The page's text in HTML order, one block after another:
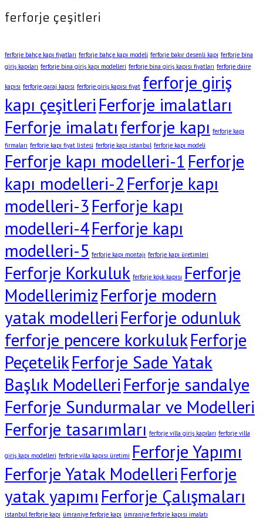
ferforje çeşitleri
ferforje bahçe kapı fiyatları ferforje bahçe kapı modeli ferforje bakır desenli kapı ferforje bina
giriş kapıları ferforje bina giriş kapı modelleri ferforje bina giriş kapısı fiyatları ferforje daire
kapısı ferforje garaj kapısı ferforje giriş kapısı fiyat ferforje giriş
kapı çeşitleri Ferforje imalatları
Ferforje imalatıferforje kapı ferforje kapı
firmaları ferforje kapı fiyat listesi ferforje kapı istanbul ferforje kapı modeli
Ferforje kapı modelleri-1 Ferforje
kapı modelleri-2 Ferforje kapı
modelleri-3Ferforje kapı
modelleri-4Ferforje kapı
modelleri-5 ferforje kapı montajı ferforje kapı üretimleri
Ferforje Korkuluk ferforje köşk kapısı Ferforje
ModellerimizFerforje modern
yatak modelleri Ferforje odunluk
ferforje pencere korkulukFerforje
PeçetelikFerforje Sade Yatak
Başlık Modelleri Ferforje sandalye
Ferforje Sundurmalar ve Modelleri
Ferforje tasarımları ferforje villa giriş kapıları ferforje villa
giriş kapı modelleri ferforje villa kapısı üretimi Ferforje Yapımı
Ferforje Yatak Modelleri Ferforje
yatak yapımı Ferforje Çalışmaları
istanbul ferforje kapı ümraniye ferforje kapı ümraniye ferforje kapısı imalatı